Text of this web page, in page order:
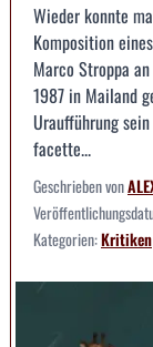
Wieder konnte
Komposition
Marco Stroppa
1987 in Mailand
Uraufführung
facette...
Geschrieben von
Kategorien:Kritiken